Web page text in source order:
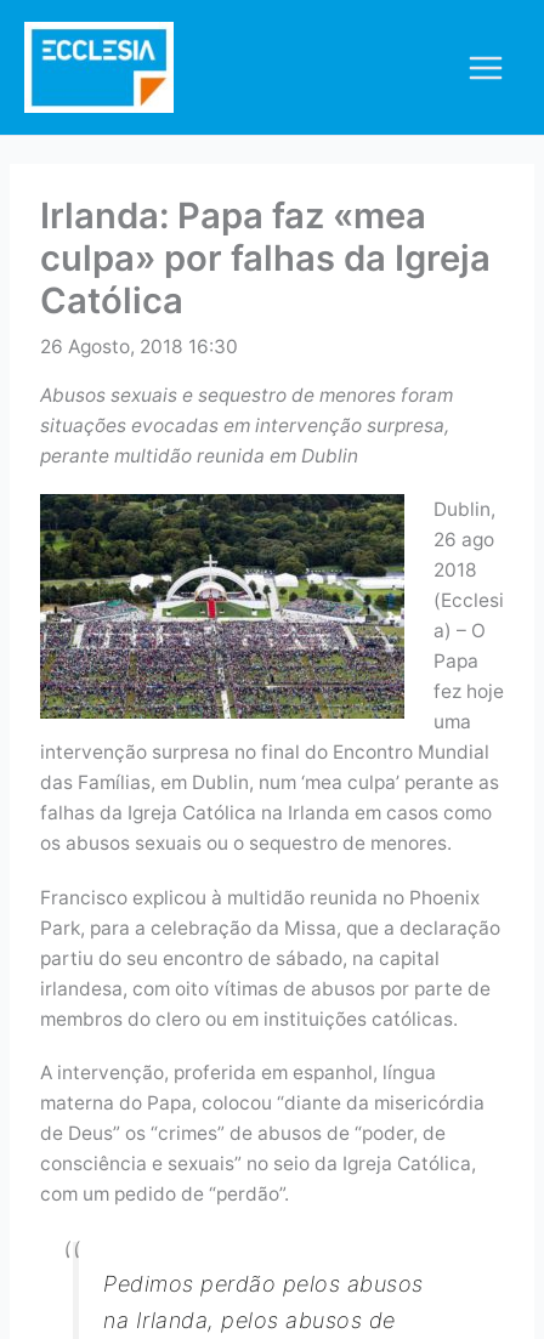
Irlanda: Papa faz «mea
culpa» por falhas da Igreja
Católica
26 Agosto, 2018 16:30
Abusos sexuais e sequestro de menores foram
situações evocadas em intervenção surpresa,
perante multidão reunida em Dublin
Dublin,
26 ago
2018
(Ecclesi
a) – O
Papa
fez hoje
uma
intervenção surpresa no final do Encontro Mundial
das Famílias, em Dublin, num ‘mea culpa’ perante as
falhas da Igreja Católica na Irlanda em casos como
os abusos sexuais ou o sequestro de menores.
Francisco explicou à multidão reunida no Phoenix
Park, para a celebração da Missa, que a declaração
partiu do seu encontro de sábado, na capital
irlandesa, com oito vítimas de abusos por parte de
membros do clero ou em instituições católicas.
A intervenção, proferida em espanhol, língua
materna do Papa, colocou “diante da misericórdia
de Deus” os “crimes” de abusos de “poder, de
consciência e sexuais” no seio da Igreja Católica,
com um pedido de “perdão”.
Pedimos perdão pelos abusos
na Irlanda, pelos abusos de